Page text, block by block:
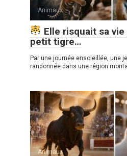
Animaux
Elle risquait sa
petit tigre…
Par une journée ensoleillée, une
randonnée dans une région
Animaux